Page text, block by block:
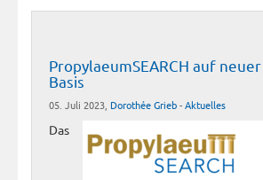
PropylaeumSEARCH auf
Basis
05. Juli 2023, Dorothée Grieb-Aktuelles
Das